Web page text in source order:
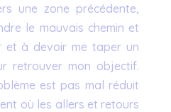
une zone précédente,
le mauvais chemin et
et à devoir me taper un
retrouver mon objectif.
est pas mal réduit
où les allers et retours